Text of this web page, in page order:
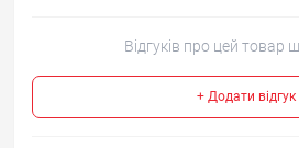
Відгуків про цей товар
+ Додати відгук